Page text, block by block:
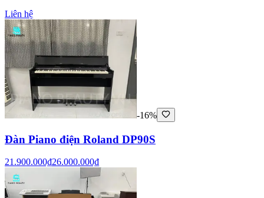
Liên hệ
-16%
Đàn Piano điện Roland DP90S
21.900.000₫26.000.000₫